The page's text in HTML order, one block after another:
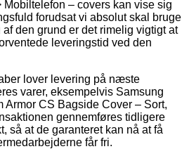
– covers kan vise sig
forudsat vi absolut skal bruge
den grund er det rimelig vigtigt at
leveringstid ved den
lover levering på næste
varer, eksempelvis Samsung
Armor CS Bagside Cover – Sort,
gennemføres tidligere
så at de garanteret kan nå at få
får fri.